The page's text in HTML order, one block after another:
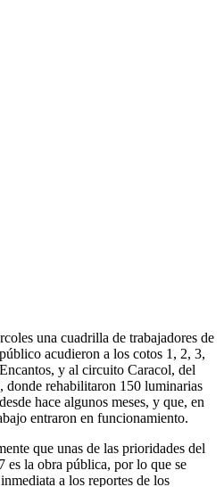
una cuadrilla de trabajadores de
acudieron a los cotos 1, 2, 3,
y al circuito Caracol, del
rehabilitaron 150 luminarias
hace algunos meses, y que, en
entraron en funcionamiento.
que unas de las prioridades del
es la obra pública, por lo que se
a los reportes de los